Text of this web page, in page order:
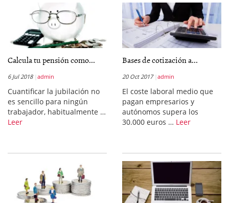
Calcula tu pensión como...
6 Jul 2018 admin
Cuantificar la jubilación no
es sencillo para ningún
trabajador, habitualmente …
Leer
Bases de cotización a...
20 Oct 2017 admin
El coste laboral medio que
pagan empresarios y
autónomos supera los
30.000 euros … Leer